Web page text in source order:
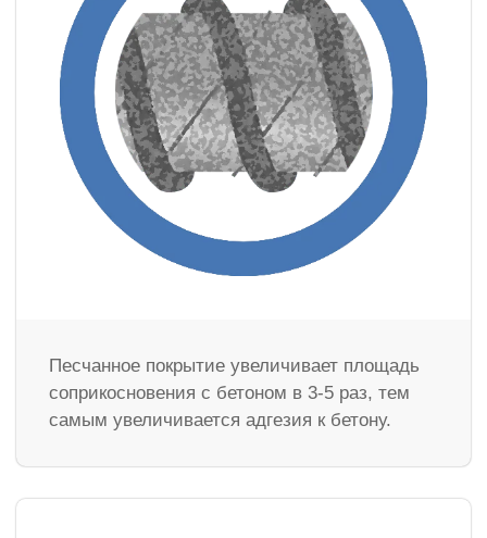
Песчанное покрытие увеличивает площадь
соприкосновения с бетоном в 3-5 раз, тем
самым увеличивается адгезия к бетону.